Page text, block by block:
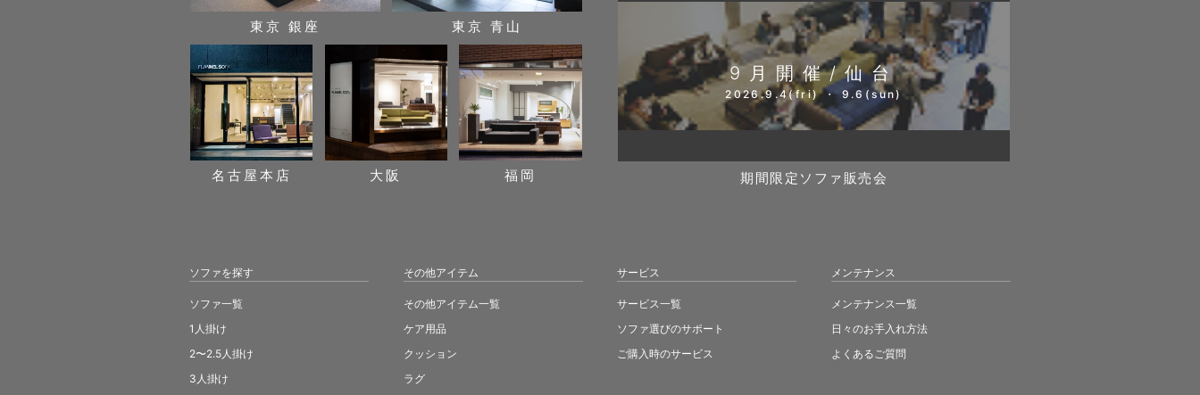
東京 銀座 東京 青山
名古屋本店 大阪 福岡
9月開催/仙台
2026.9.4(fri) ・ 9.6(sun)
期間限定ソファ販売会
ソファを探す
ソファ一覧
1人掛け
2〜2.5人掛け
3人掛け
その他アイテム
その他アイテム一覧
ケア用品
クッション
ラグ
サービス
サービス一覧
ソファ選びのサポート
ご購入時のサービス
メンテナンス
メンテナンス一覧
日々のお手入れ方法
よくあるご質問